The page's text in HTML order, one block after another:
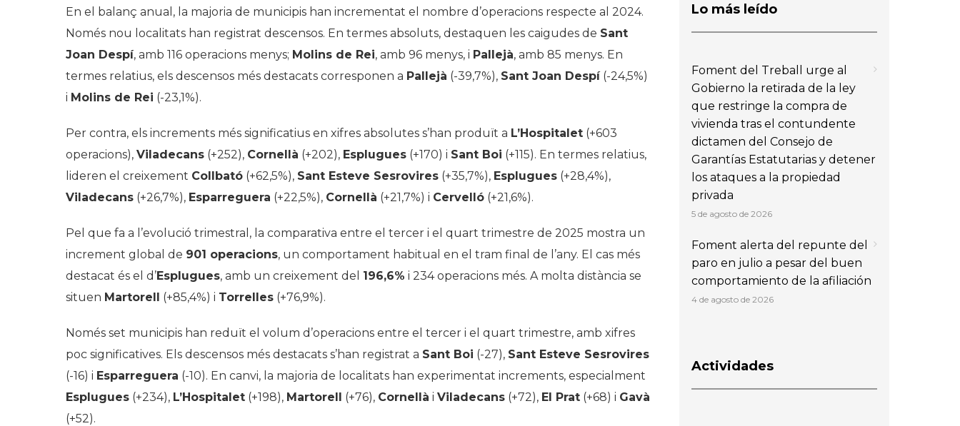
En el balanç anual, la majoria de municipis han incrementat el nombre d’operacions respecte al 2024.
Només nou localitats han registrat descensos. En termes absoluts, destaquen les caigudes de Sant
Joan Despí, amb 116 operacions menys; Molins de Rei, amb 96 menys, i Pallejà, amb 85 menys. En
termes relatius, els descensos més destacats corresponen a Pallejà (-39,7%), Sant Joan Despí(-24,5%)
i Molins de Rei (-23,1%).
Per contra, els increments més significatius en xifres absolutes s’han produït a L’Hospitalet (+603
operacions), Viladecans (+252), Cornellà (+202), Esplugues (+170) i Sant Boi (+115). En termes relatius,
lideren el creixement Collbató (+62,5%), Sant Esteve Sesrovires (+35,7%), Esplugues (+28,4%),
Viladecans (+26,7%), Esparreguera (+22,5%), Cornellà (+21,7%) i Cervelló (+21,6%).
Pel que fa a l’evolució trimestral, la comparativa entre el tercer i el quart trimestre de 2025 mostra un
increment global de 901 operacions, un comportament habitual en el tram final de l’any. El cas més
destacat és el d’Esplugues, amb un creixement del 196,6% i 234 operacions més. A molta distància se
situen Martorell (+85,4%) i Torrelles (+76,9%).
Només set municipis han reduït el volum d’operacions entre el tercer i el quart trimestre, amb xifres
poc significatives. Els descensos més destacats s’han registrat a Sant Boi (-27), Sant Esteve Sesrovires
(-16) i Esparreguera (-10). En canvi, la majoria de localitats han experimentat increments, especialment
Esplugues (+234), L’Hospitalet (+198), Martorell (+76), Cornellà i Viladecans (+72), El Prat (+68) i Gavà
(+52).
Lo más leído
Foment del Treball urge al
Gobierno la retirada de la ley
que restringe la compra de
vivienda tras el contundente
dictamen del Consejo de
Garantías Estatutarias y detener
los ataques a la propiedad
privada
5 de agosto de 2026
Foment alerta del repunte del
paro en julio a pesar del buen
comportamiento de la afiliación
4 de agosto de 2026
Actividades